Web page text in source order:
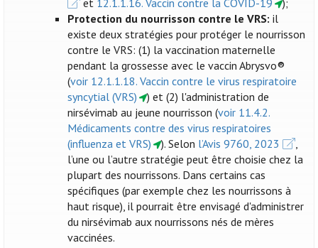
et 12.1.1.16. Vaccin contre la COVID-19
);
Protection du nourrisson contre le VRS: il
existe deux stratégies pour protéger le nourrisson
contre le VRS: (1) la vaccination maternelle
pendant la grossesse avec le vaccin Abrysvo®
(voir 12.1.1.18. Vaccin contre le virus respiratoire
syncytial (VRS)
) et (2) l'administration de
nirsévimab au jeune nourrisson (voir 11.4.2.
Médicaments contre des virus respiratoires
(influenza et VRS)
). Selon l’Avis 9760, 2023
,
l’une ou l’autre stratégie peut être choisie chez la
plupart des nourrissons. Dans certains cas
spécifiques (par exemple chez les nourrissons à
haut risque), il pourrait être envisagé d'administrer
du nirsévimab aux nourrissons nés de mères
vaccinées.